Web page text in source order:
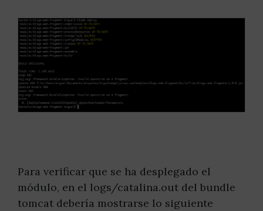
Para verificar que se ha desplegado el
módulo, en el logs/catalina.out del bundle
tomcat debería mostrarse lo siguiente